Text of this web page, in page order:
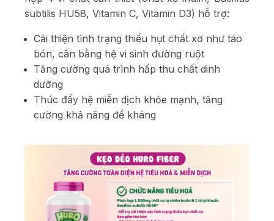
subtilis HU58, Vitamin C, Vitamin D3) hỗ trợ:
Cải thiện tình trạng thiếu hụt chất xơ như táo
bón, cân bằng hệ vi sinh đường ruột
Tăng cường quá trình hấp thu chất dinh
dưỡng
Thúc đẩy hệ miễn dịch khỏe mạnh, tăng
cường khả năng đề kháng